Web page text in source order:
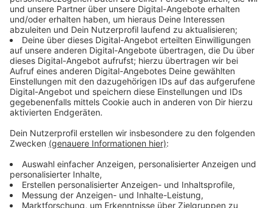
Video zum Son kann sich ebenfalls sehen lassen.
Schaut mal selbst.
Anzeige
Wir benötigen Ihre
Zustimmung, um den YouTube
Video-Service zu laden!
Drittanbieters, um Videoinhalte
einzubetten. Dieser Service kann
Daten zu Ihren Aktivitäten